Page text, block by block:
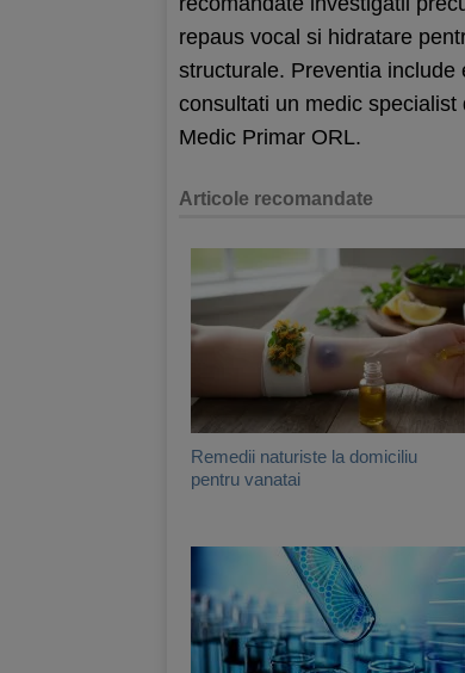
repaus vocal si hidratare
structurale. Preventia
consultati un medic specialist
Medic Primar ORL.
Articole recomandate
Remedii naturiste la domiciliu
pentru vanatai